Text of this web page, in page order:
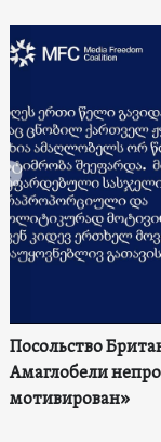
Посольство
Амаглобели
мотивирован»